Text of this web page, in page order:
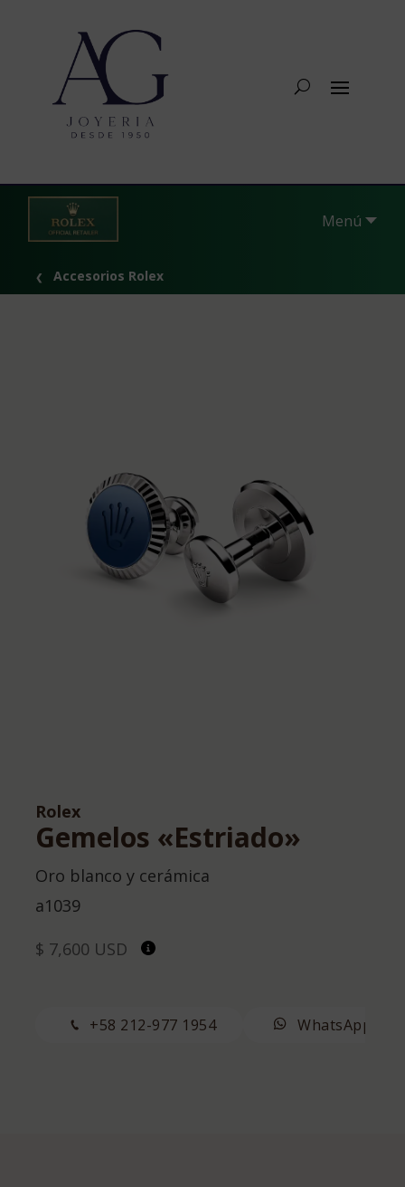
Menú
Accesorios Rolex
Rolex
Gemelos «Estriado»
Oro blanco y cerámica
a1039
$ 7,600 USD
+58 212-977 1954 WhatsApp